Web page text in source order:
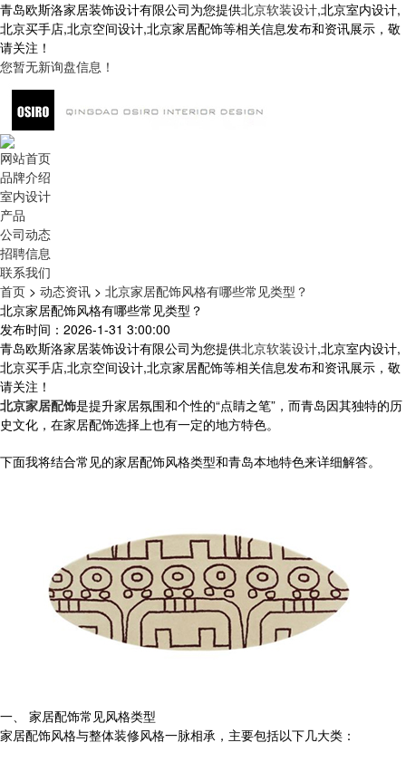
青岛欧斯洛家居装饰设计有限公司为您提供北京软装设计,北京室内设计,
北京买手店,北京空间设计,北京家居配饰等相关信息发布和资讯展示，敬
请关注！
您暂无新询盘信息！
网站首页
品牌介绍
室内设计
产品
公司动态
招聘信息
联系我们
首页 > 动态资讯 > 北京家居配饰风格有哪些常见类型？
北京家居配饰风格有哪些常见类型？
发布时间：2026-1-31 3:00:00
青岛欧斯洛家居装饰设计有限公司为您提供北京软装设计,北京室内设计,
北京买手店,北京空间设计,北京家居配饰等相关信息发布和资讯展示，敬
请关注！
北京家居配饰是提升家居氛围和个性的“点睛之笔”，而青岛因其独特的历
史文化，在家居配饰选择上也有一定的地方特色。
下面我将结合常见的家居配饰风格类型和青岛本地特色来详细解答。
一、 家居配饰常见风格类型
家居配饰风格与整体装修风格一脉相承，主要包括以下几大类：